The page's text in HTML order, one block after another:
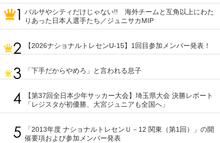
バルサやシティだけじゃない!! 海外チームと互角以上にわた
りあった日本人選手たち／ジュニサカMIP
【2026ナショナルトレセンU-15】1回目参加メンバー発表！
「下手だからやめろ」と言われる息子
【第37回全日本少年サッカー大会】埼玉県大会 決勝レポート
「レジスタが初優勝、大宮ジュニアも全国へ」
「2013年度 ナショナルトレセンＵ－12 関東（第1回）」の開
催要項および参加メンバー発表